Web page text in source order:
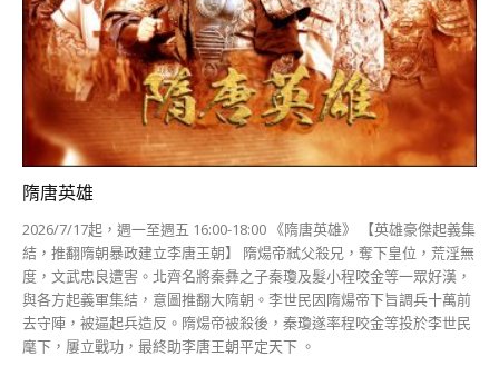
隋唐英雄
2026/7/17起，週一至週五 16:00-18:00 《隋唐英雄》 【英雄豪傑起義集
結，推翻隋朝暴政建立李唐王朝】 隋煬帝弒父殺兄，奪下皇位，荒淫無
度，文武忠良遭害。北齊名將秦彝之子秦瓊及髮小程咬金等一眾好漢，
與各方起義軍集結，意圖推翻大隋朝。李世民因隋煬帝下旨調兵十萬前
去守陣，被逼起兵造反。隋煬帝被殺後，秦瓊遂率程咬金等投於李世民
麾下，屢立戰功，最終助李唐王朝平定天下 。